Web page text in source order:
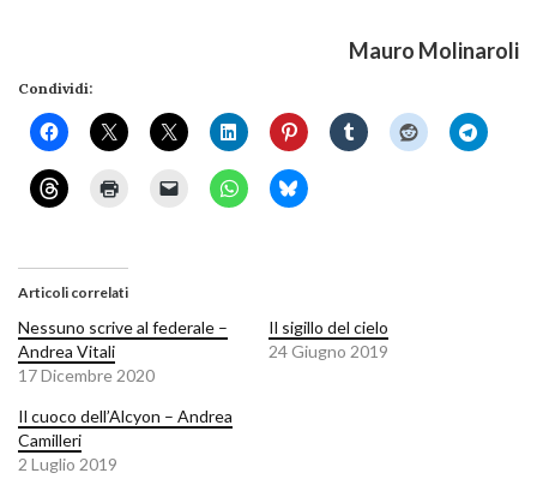
Mauro Molinaroli
Condividi:
Articoli correlati
Nessuno scrive al federale –
Andrea Vitali
17 Dicembre 2020
Il sigillo del cielo
24 Giugno 2019
Il cuoco dell’Alcyon – Andrea
Camilleri
2 Luglio 2019